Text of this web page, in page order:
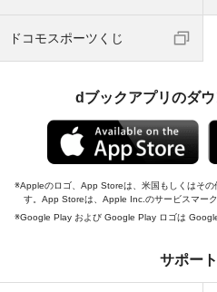
ドコモスポーツくじ
dブックアプリのダ
Appleのロゴ、App Storeは、米国もしくはそ
す。App Storeは、Apple Inc.のサービスマーク
Google Play および Google Play ロゴは
サポー